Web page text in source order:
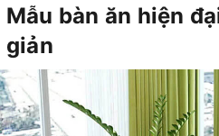
Mẫu bàn ăn hiện
giản